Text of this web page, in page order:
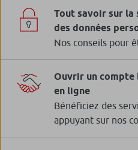
Tout savoir sur
des données
Nos conseils pour
Ouvrir un compte
en ligne
Bénéficiez des
appuyant sur nos